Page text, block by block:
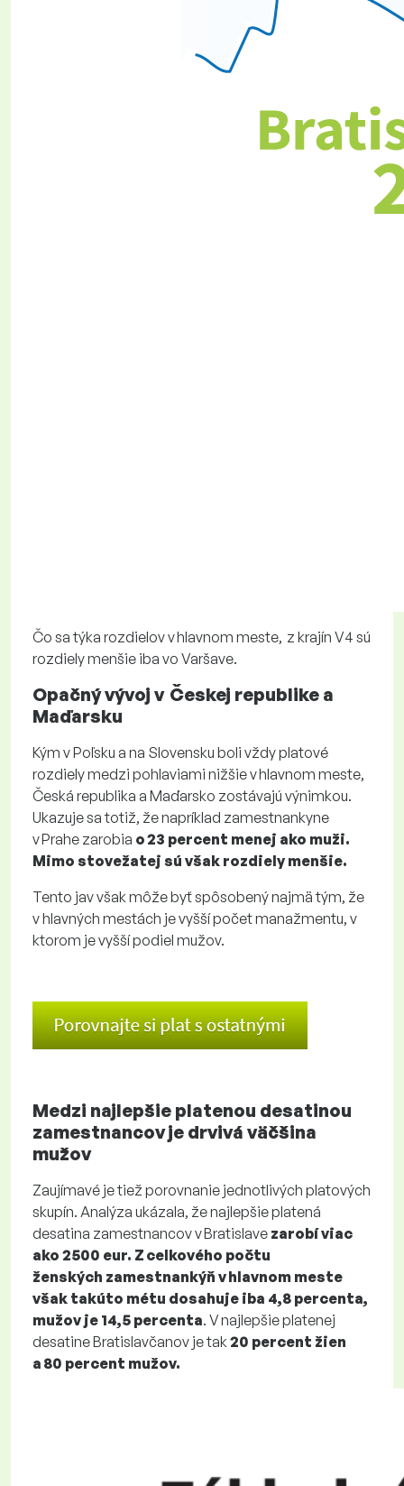
Čo sa týka rozdielov v hlavnom meste, z krajín V4 sú
rozdiely menšie iba vo Varšave.
Opačný vývoj v Českej republike a
Maďarsku
Kým v Poľsku a na Slovensku boli vždy platové
rozdiely medzi pohlaviami nižšie v hlavnom meste,
Česká republika a Maďarsko zostávajú výnimkou.
Ukazuje sa totiž, že napríklad zamestnankyne
v Prahe zarobia o 23 percent menej ako muži.
Mimo stovežatej sú však rozdiely menšie.
Tento jav však môže byť spôsobený najmä tým, že
v hlavných mestách je vyšší počet manažmentu, v
ktorom je vyšší podiel mužov.
Medzi najlepšie platenou desatinou
zamestnancov je drvivá väčšina
mužov
Zaujímavé je tiež porovnanie jednotlivých platových
skupín. Analýza ukázala, že najlepšie platená
desatina zamestnancov v Bratislave zarobí viac
ako 2500 eur. Z celkového počtu
ženských zamestnankýň v hlavnom meste
však takúto métu dosahuje iba 4,8 percenta,
mužov je 14,5 percenta. V najlepšie platenej
desatine Bratislavčanov je tak20 percent žien
a 80 percent mužov.